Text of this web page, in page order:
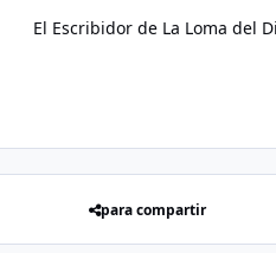
El Escribidor de La Loma del
para compartir